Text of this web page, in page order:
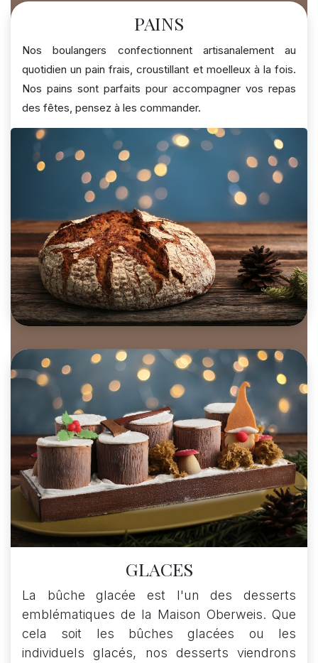
PAINS
Nos boulangers confectionnent artisanalement au
quotidien un pain frais, croustillant et moelleux à la fois.
Nos pains sont parfaits pour accompagner vos repas
des fêtes, pensez à les commander.
GLACES
La bûche glacée est l'un des desserts
emblématiques de la Maison Oberweis. Que
cela soit les bûches glacées ou les
individuels glacés, nos desserts viendrons